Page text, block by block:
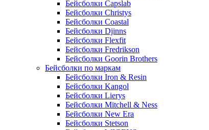
Бейсболки Capslab
Бейсболки Christys
Бейсболки Coastal
Бейсболки Djinns
Бейсболки Flexfit
Бейсболки Fredrikson
Бейсболки Goorin Brothers
Бейсболки по маркам
Бейсболки Iron & Resin
Бейсболки Kangol
Бейсболки Lierys
Бейсболки Mitchell & Ness
Бейсболки New Era
Бейсболки Stetson